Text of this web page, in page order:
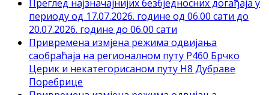
Преглед најзначајнијих безбједносних догађаја у
периоду од 17.07.2026. године од 06.00 сати до
20.07.2026. године до 06.00 сати
Привремена измјена режима одвијања
саобраћаја на регионалном путу Р460 Брчко
Церик и некатегорисаном путу Н8 Дубраве
Поребрице